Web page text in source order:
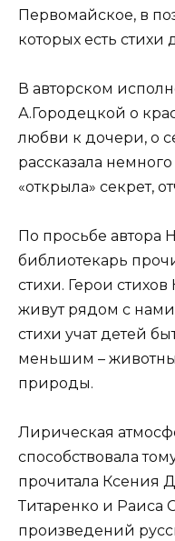
Первомайское, в
которых есть стихи
В авторском
А.Городецкой о
любви к дочери, о
рассказала
«открыла» секрет,
По просьбе автора
библиотекарь
стихи. Герои
живут рядом с
стихи учат детей
меньшим –
природы.
Лирическая
способствовала
прочитала Ксения
Титаренко и Раиса
произведений